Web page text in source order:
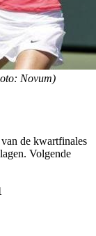
Novum)
de kwartfinales
Volgende